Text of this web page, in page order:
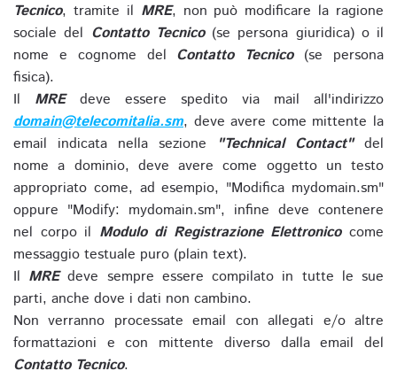
Tecnico, tramite il MRE, non può modificare la ragione
sociale del Contatto Tecnico(se persona giuridica) o il
nome e cognome del Contatto Tecnico(se persona
fisica).
Il MREdeve essere spedito via mail all'indirizzo
domain@telecomitalia.sm, deve avere come mittente la
email indicata nella sezione
"Technical Contact"del
nome a dominio, deve avere come oggetto un testo
appropriato come, ad esempio, "Modifica mydomain.sm"
oppure "Modify: mydomain.sm", infine deve contenere
nel corpo il Modulo di Registrazione Elettronicocome
messaggio testuale puro (plain text).
Il MREdeve sempre essere compilato in tutte le sue
parti, anche dove i dati non cambino.
Non verranno processate email con allegati e/o altre
formattazioni e con mittente diverso dalla email del
Contatto Tecnico.